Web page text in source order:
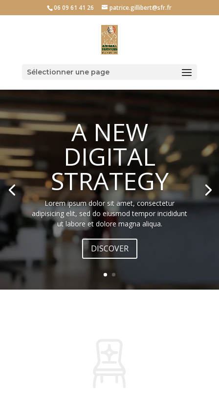
06 09 61 41 26 patrice.gillibert@sfr.fr
Sélectionner une page
A NEW
DIGITAL
STRATEGY
Lorem ipsum dolor sit amet, consectetur
adipisicing elit, sed do eiusmod tempor incididunt
ut labore et dolore magna aliqua.
DISCOVER
vidéo